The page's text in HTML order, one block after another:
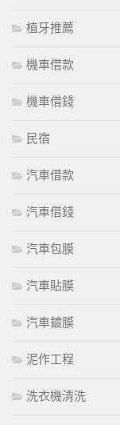
植牙推薦
機車借款
機車借錢
民宿
汽車借款
汽車借錢
汽車包膜
汽車貼膜
汽車鍍膜
泥作工程
洗衣機清洗